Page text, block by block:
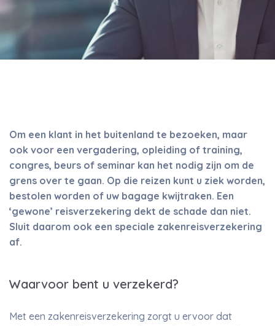
Om een klant in het buitenland te bezoeken, maar
ook voor een vergadering, opleiding of training,
congres, beurs of seminar kan het nodig zijn om de
grens over te gaan. Op die reizen kunt u ziek worden,
bestolen worden of uw bagage kwijtraken. Een
‘gewone’ reisverzekering dekt de schade dan niet.
Sluit daarom ook een speciale zakenreisverzekering
af.
Waarvoor bent u verzekerd?
Met een zakenreisverzekering zorgt u ervoor dat